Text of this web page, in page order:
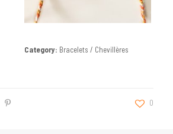
Category: Bracelets / Chevillères
0